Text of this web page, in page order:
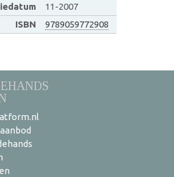
11-2007
ISBN
9789059772908